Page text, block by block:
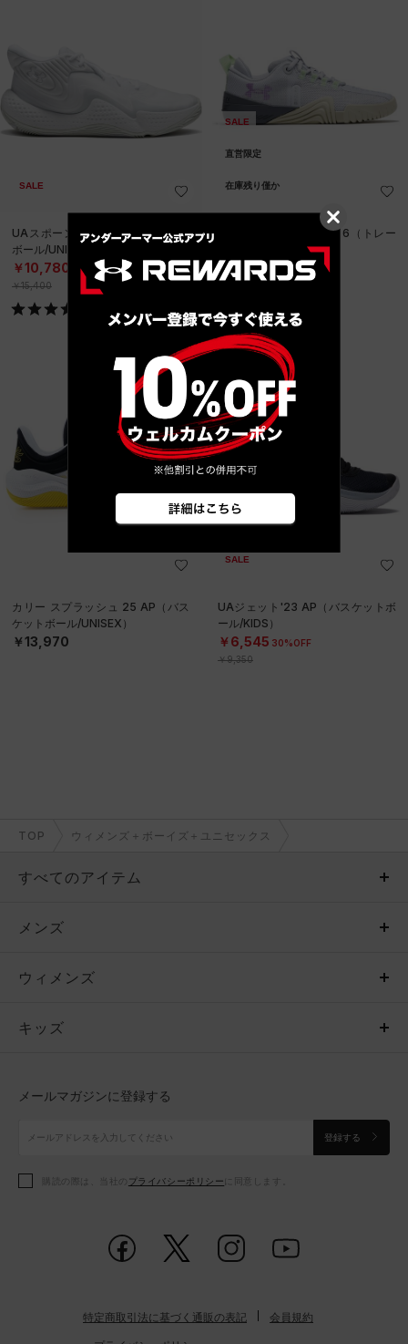
SALE
UAスポーン6 ミッド（バスケット
ボール/UNISEX）
￥10,780
30%OFF
￥15,400
SALE
直営限定
在庫残り僅か
UAトライベースレイン 6（トレー
ニング/WOMEN）
￥11,550
30%OFF
カリー スプラッシュ 25 AP（バス
ケットボール/UNISEX）
￥13,970
SALE
UAジェット'23 AP（バスケットボ
ール/KIDS）
￥6,545 30%OFF
￥9,350
TOP ウィメンズ＋ボーイズ＋ユニセックス
すべてのアイテム
メンズ
ウィメンズ
キッズ
アクセサリー
メンズ
トップス
ボトムス
アクセサリー
ウィメンズ
トップス
シューズ
アクセサリー
キッズ
シューズ
メールマガジンに登録する
登録する
購読の際は、当社の プライバシーポリシー に同意します。
特定商取引法に基づく通販の表記 会員規約